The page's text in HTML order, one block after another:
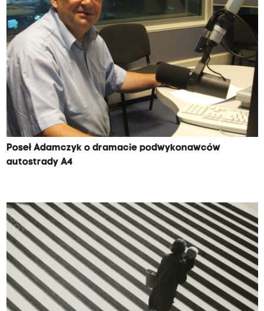
Poseł Adamczyk o dramacie podwykonawców
autostrady A4